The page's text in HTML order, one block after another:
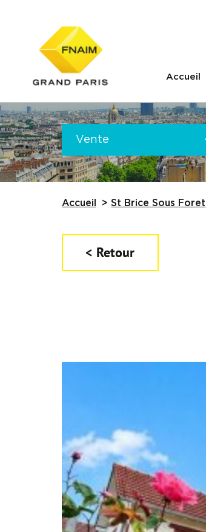
Accueil
RECHERCHE
Offre
* Vente
Référence
Accueil St Brice Sous Foret
< Retour